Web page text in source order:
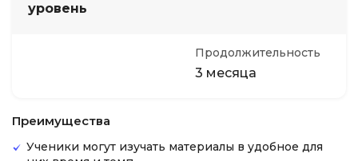
уровень
Продолжительность
3 месяца
Преимущества
Ученики могут изучать материалы в удобное для